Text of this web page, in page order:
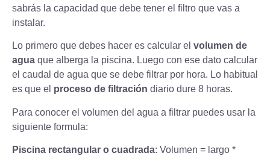
sabrás la capacidad que debe tener el filtro que vas a
instalar.
Lo primero que debes hacer es calcular el volumen de
agua que alberga la piscina. Luego con ese dato calcular
el caudal de agua que se debe filtrar por hora. Lo habitual
es que el proceso de filtración diario dure 8 horas.
Para conocer el volumen del agua a filtrar puedes usar la
siguiente formula:
Piscina rectangular o cuadrada: Volumen = largo *